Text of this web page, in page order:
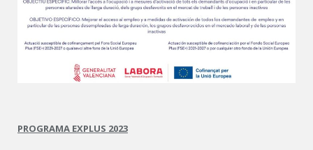
PROGRAMA EXPLUS 2023